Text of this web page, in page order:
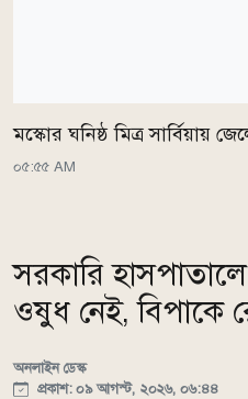
মস্কোর ঘনিষ্ঠ মিত্র সার্বিয়ায়
০৫:৫৫ AM
সরকারি
ওষুধ নেই, বিপাকে
অনলাইন ডেস্ক
প্রকাশ: ০৯ আগস্ট, ২০২৬, ০৬:৪৪